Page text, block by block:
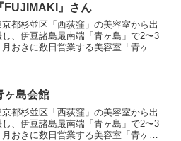
FUJIMAKI』さん
京都杉並区「西荻窪」の美容室から出
し、伊豆諸島最南端「青ヶ島」で2〜3
月おきに数日営業する美容室「青ヶ島
ヶ島会館
京都杉並区「西荻窪」の美容室から出
し、伊豆諸島最南端「青ヶ島」で2〜3
月おきに数日営業する美容室「青ヶ島